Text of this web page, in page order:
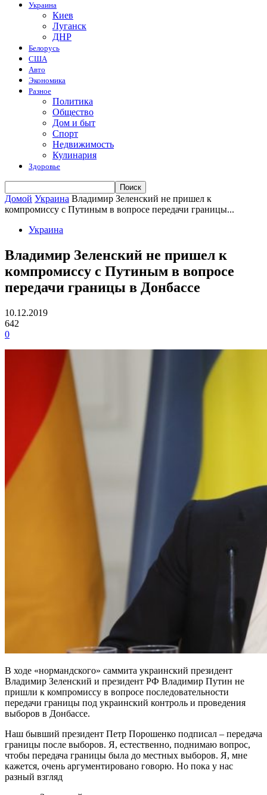
Украина
Киев
Луганск
ДНР
Белорусь
США
Авто
Экономика
Разное
Политика
Общество
Дом и быт
Спорт
Недвижимость
Кулинария
Здоровье
Домой Украина Владимир Зеленский не пришел к
компромиссу с Путиным в вопросе передачи границы...
Украина
Владимир Зеленский не пришел к
компромиссу с Путиным в вопросе
передачи границы в Донбассе
10.12.2019
642
0
В ходе «нормандского» саммита украинский президент
Владимир Зеленский и президент РФ Владимир Путин не
пришли к компромиссу в вопросе последовательности
передачи границы под украинский контроль и проведения
выборов в Донбассе.
Наш бывший президент Петр Порошенко подписал – передача
границы после выборов. Я, естественно, поднимаю вопрос,
чтобы передача границы была до местных выборов. Я, мне
кажется, очень аргументировано говорю. Но пока у нас
разный взгляд